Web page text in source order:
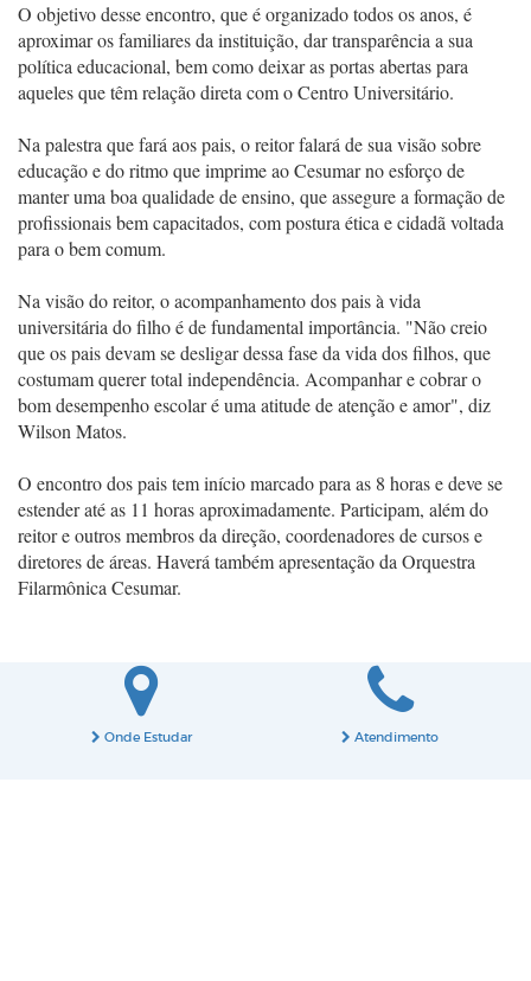
O objetivo desse encontro, que é organizado todos os anos, é
aproximar os familiares da instituição, dar transparência a sua
política educacional, bem como deixar as portas abertas para
aqueles que têm relação direta com o Centro Universitário.
Na palestra que fará aos pais, o reitor falará de sua visão sobre
educação e do ritmo que imprime ao Cesumar no esforço de
manter uma boa qualidade de ensino, que assegure a formação de
profissionais bem capacitados, com postura ética e cidadã voltada
para o bem comum.
Na visão do reitor, o acompanhamento dos pais à vida
universitária do filho é de fundamental importância. "Não creio
que os pais devam se desligar dessa fase da vida dos filhos, que
costumam querer total independência. Acompanhar e cobrar o
bom desempenho escolar é uma atitude de atenção e amor", diz
Wilson Matos.
O encontro dos pais tem início marcado para as 8 horas e deve se
estender até as 11 horas aproximadamente. Participam, além do
reitor e outros membros da direção, coordenadores de cursos e
diretores de áreas. Haverá também apresentação da Orquestra
Filarmônica Cesumar.
Onde Estudar Atendimento